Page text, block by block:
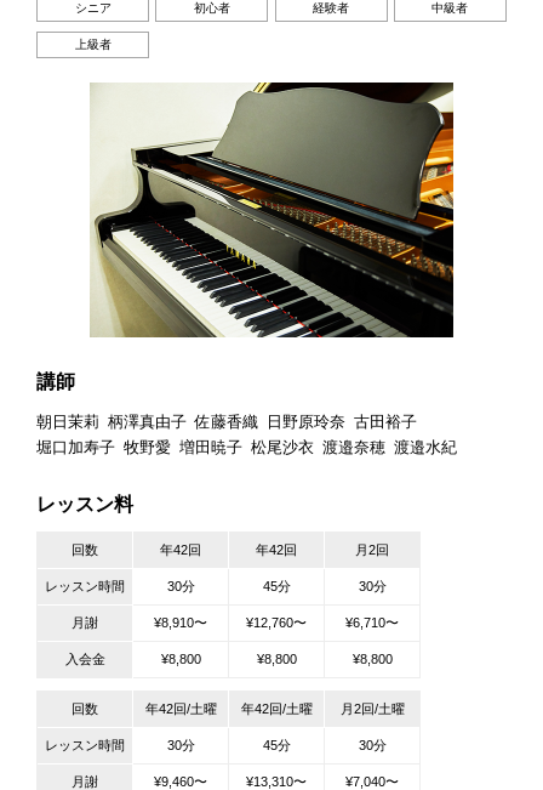
シニア 初心者 経験者 中級者
上級者
講師
朝日茉莉 柄澤真由子 佐藤香織 日野原玲奈 古田裕子
堀口加寿子 牧野愛 増田暁子 松尾沙衣 渡邉奈穂 渡邉水紀
レッスン料
回数 年42回 年42回 月2回
レッスン時間 30分 45分 30分
月謝 ¥8,910〜 ¥12,760〜 ¥6,710〜
入会金 ¥8,800 ¥8,800 ¥8,800
回数 年42回/土曜 年42回/土曜 月2回/土曜
レッスン時間 30分 45分 30分
月謝 ¥9,460〜 ¥13,310〜 ¥7,040〜